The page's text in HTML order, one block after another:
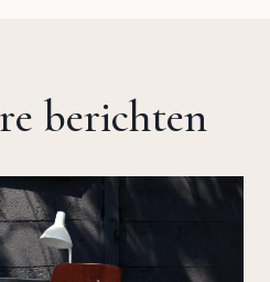
berichten